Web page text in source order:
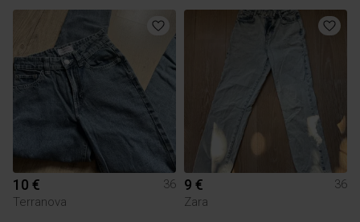
10 €
36
Terranova
9 €
36
Zara